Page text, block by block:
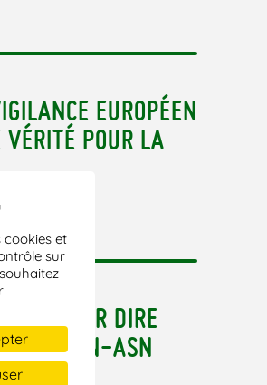
cookies et
sur
EUROPÉEN
VÉRITÉ POUR LA
POUR DIRE
IRSN-ASN